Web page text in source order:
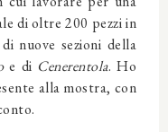
di oltre 200 pezzi in
nuove sezioni della
e di Cenerentola. Ho
alla mostra, con